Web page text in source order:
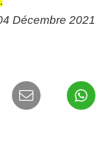
Décembre 2021